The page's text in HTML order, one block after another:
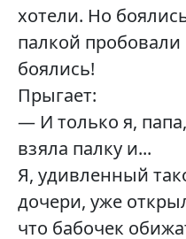
хотели. Но
палкой пробовали
боялись!
Прыгает:
— И только я,
взяла палку и...
Я, удивленный
дочери, уже
что бабочек